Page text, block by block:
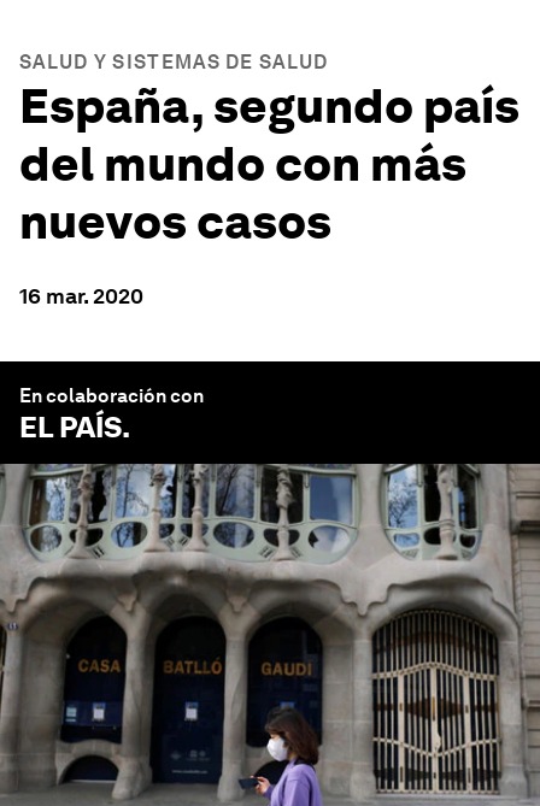
SALUD Y SISTEMAS DE SALUD
España, segundo país
del mundo con más
nuevos casos
16 mar. 2020
En colaboración con
EL PAÍS.